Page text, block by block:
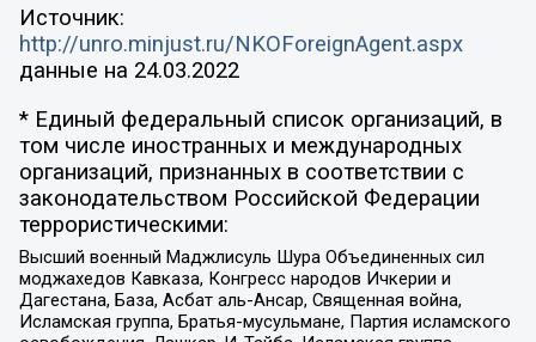
Источник:
http://unro.minjust.ru/NKOForeignAgent.aspx
данные на 24.03.2022
* Единый федеральный список организаций, в
том числе иностранных и международных
организаций, признанных в соответствии с
законодательством Российской Федерации
террористическими:
Высший военный Маджлисуль Шура Объединенных сил
моджахедов Кавказа, Конгресс народов Ичкерии и
Дагестана, База, Асбат аль-Ансар, Священная война,
Исламская группа, Братья-мусульмане, Партия исламского